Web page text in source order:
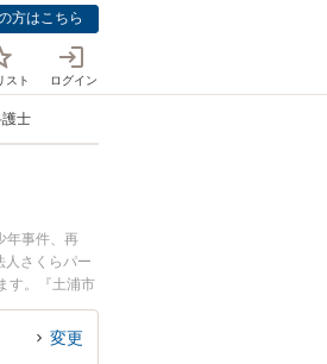
方はこちら
スト ログイン
士
年事件、再
人さくらパー
す。『土浦市
談無料で公然
変更